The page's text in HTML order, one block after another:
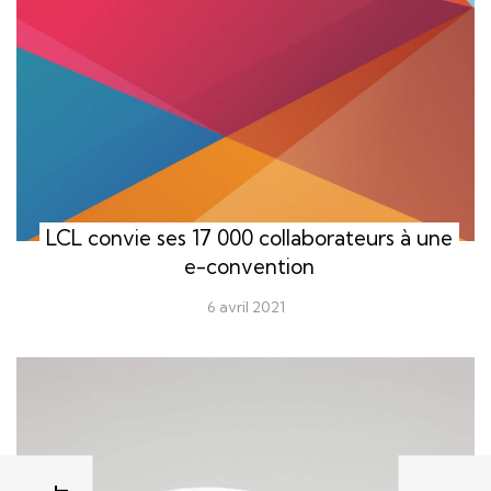
LCL convie ses 17 000 collaborateurs à une
e-convention
6 avril 2021